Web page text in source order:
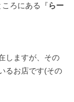
ろにある『らー
しますが、その
るお店です(その